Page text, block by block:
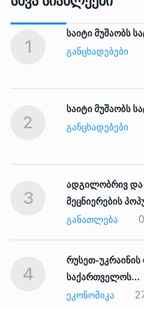
1
საიტი მუშაობს
ᲒᲐᲜᲪᲮᲐᲓᲔᲑᲔᲑᲘ
2
საიტი მუშაობს
ᲒᲐᲜᲪᲮᲐᲓᲔᲑᲔᲑᲘ
3
ადგილობრივ და
მეცნიერების
ᲒᲐᲜᲐᲗᲚᲔᲑᲐ
4
რუსეთ-
საქართველოს…
ᲔᲙᲝᲜᲝᲛᲘᲙᲐ